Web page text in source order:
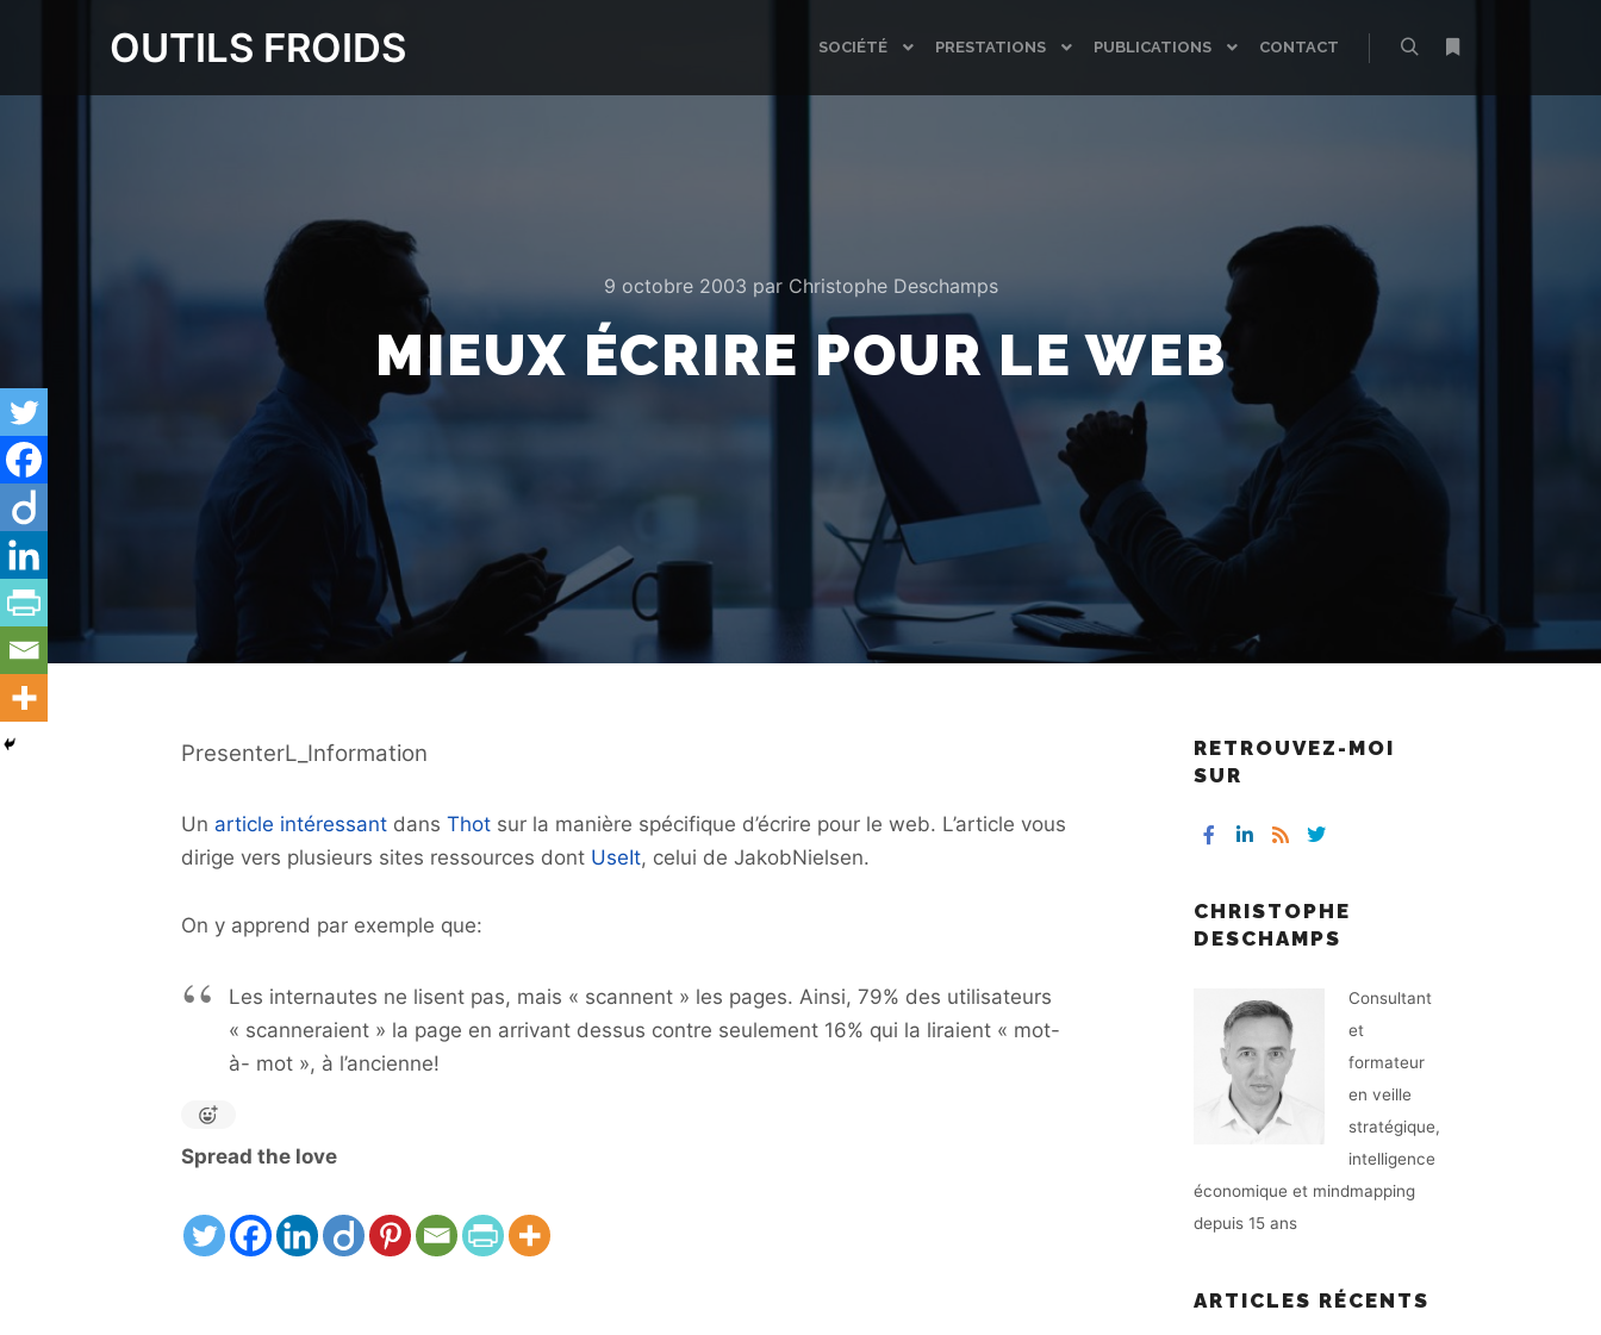
OUTILS FROIDS SOCIÉTÉ PRESTATIONS PUBLICATIONS
CONTACT
9 octobre 2003 par Christophe Deschamps
MIEUX ÉCRIRE POUR LE WEB
PresenterL_Information
Un article intéressant dans Thot sur la manière spécifique d’écrire pour le web. L’article vous
dirige vers plusieurs sites ressources dont UseIt, celui de JakobNielsen.
On y apprend par exemple que:
Les internautes ne lisent pas, mais « scannent » les pages. Ainsi, 79% des utilisateurs
« scanneraient » la page en arrivant dessus contre seulement 16% qui la liraient « mot-
à- mot », à l’ancienne!
Spread the love
RETROUVEZ-MOI
SUR
CHRISTOPHE
DESCHAMPS
Consultant
et
formateur
en veille
stratégique,
intelligence
économique et mindmapping
depuis 15 ans
ARTICLES RÉCENTS